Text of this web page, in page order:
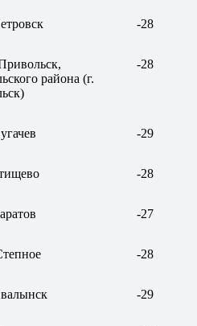
-28
,
района (г.
)
-28
-29
-28
-27
-28
-29